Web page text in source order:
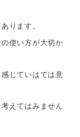
ります。
使い方が大切か
じていはては意
えてはみません